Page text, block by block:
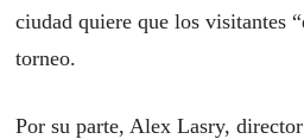
ciudad quiere que los visitantes
torneo.
Por su parte, Alex Lasry,